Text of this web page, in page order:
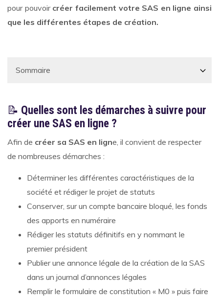
pour pouvoir créer facilement votre SAS en ligne ainsi
que les différentes étapes de création.
📝 Quelles sont les démarches à suivre pour
créer une SAS en ligne ?
Afin de créer sa SAS en ligne, il convient de respecter
de nombreuses démarches :
Déterminer les différentes caractéristiques de la
société et rédiger le projet de statuts
Conserver, sur un compte bancaire bloqué, les fonds
des apports en numéraire
Rédiger les statuts définitifs en y nommant le
premier président
Publier une annonce légale de la création de la SAS
dans un journal d’annonces légales
Remplir le formulaire de constitution « M0 » puis faire